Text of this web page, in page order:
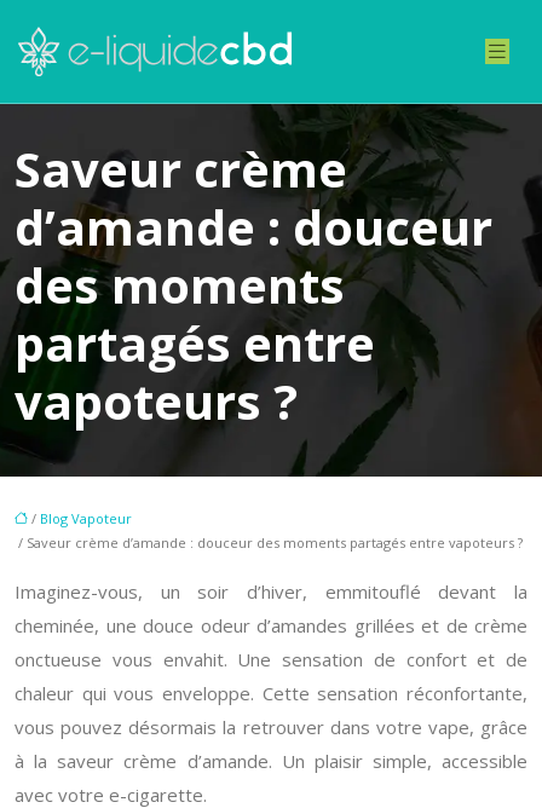
Saveur crème
d’amande : douceur
des moments
partagés entre
vapoteurs ?
/ Blog Vapoteur
/ Saveur crème d’amande : douceur des moments partagés entre vapoteurs ?
Imaginez-vous, un soir d’hiver, emmitouflé devant la
cheminée, une douce odeur d’amandes grillées et de crème
onctueuse vous envahit. Une sensation de confort et de
chaleur qui vous enveloppe. Cette sensation réconfortante,
vous pouvez désormais la retrouver dans votre vape, grâce
à la saveur crème d’amande. Un plaisir simple, accessible
avec votre e-cigarette.